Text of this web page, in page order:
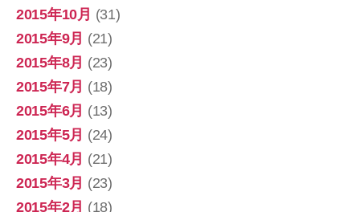
2015年10月 (31)
2015年9月 (21)
2015年8月 (23)
2015年7月 (18)
2015年6月 (13)
2015年5月 (24)
2015年4月 (21)
2015年3月 (23)
2015年2月 (18)